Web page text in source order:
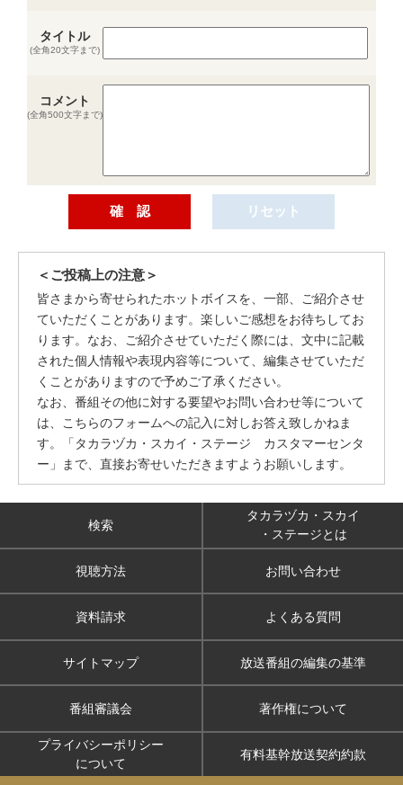
タイトル
(全角20文字まで)
コメント
(全角500文字まで)
＜ご投稿上の注意＞
皆さまから寄せられたホットボイスを、一部、ご紹介させ
ていただくことがあります。楽しいご感想をお待ちしてお
ります。なお、ご紹介させていただく際には、文中に記載
された個人情報や表現内容等について、編集させていただ
くことがありますので予めご了承ください。
なお、番組その他に対する要望やお問い合わせ等について
は、こちらのフォームへの記入に対しお答え致しかねま
す。「タカラヅカ・スカイ・ステージ カスタマーセンタ
ー」まで、直接お寄せいただきますようお願いします。
検索
タカラヅカ・スカイ
・ステージとは
視聴方法 お問い合わせ
資料請求 よくある質問
サイトマップ 放送番組の編集の基準
番組審議会 著作権について
プライバシーポリシー
について
有料基幹放送契約約款